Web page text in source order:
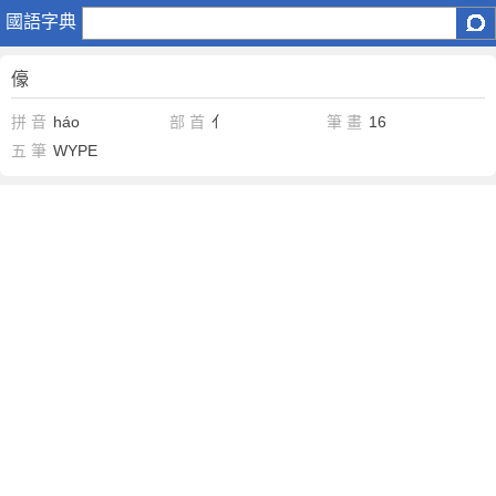
國語字典
儫
儫
拼 音 háo 部 首 亻 筆 畫 16
五 筆 WYPE